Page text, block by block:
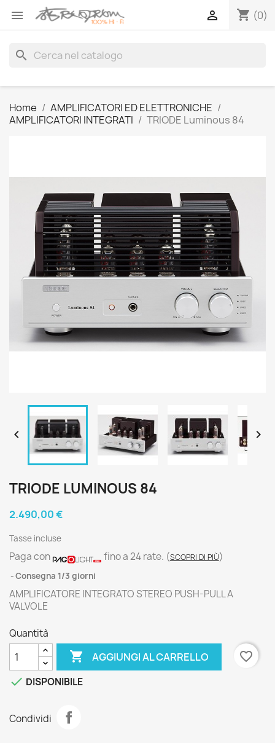
 shopping_cart (0)

search
Home
AMPLIFICATORI ED ELETTRONICHE
AMPLIFICATORI INTEGRATI
TRIODE Luminous 84
 
TRIODE LUMINOUS 84
2.490,00 €
Tasse incluse
Paga con fino a 24 rate. (SCOPRI DI PIÙ)
Consegna 1/3 giorni
AMPLIFICATORE INTEGRATO STEREO PUSH-PULL A
VALVOLE
Quantità
 AGGIUNGI AL CARRELLO
favorite_border
 DISPONIBILE
Condividi